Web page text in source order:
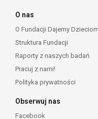
O nas
O Fundacji Dajemy
Struktura Fundacji
Raporty z naszych badań
Pracuj z nami!
Polityka prywatności
Obserwuj nas
Facebook